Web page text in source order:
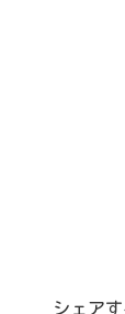
シェアす